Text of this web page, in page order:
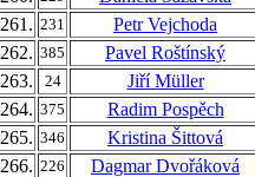
261. 231
Petr Vejchoda
262. 385
Pavel Roštínský
263.
24
Jiří Müller
264. 375
Radim Pospěch
265. 346
Kristina Šittová
266. 226
Dagmar Dvořáková